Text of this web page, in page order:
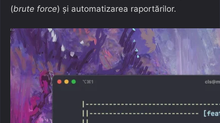
(brute force) și automatizarea raportărilor.